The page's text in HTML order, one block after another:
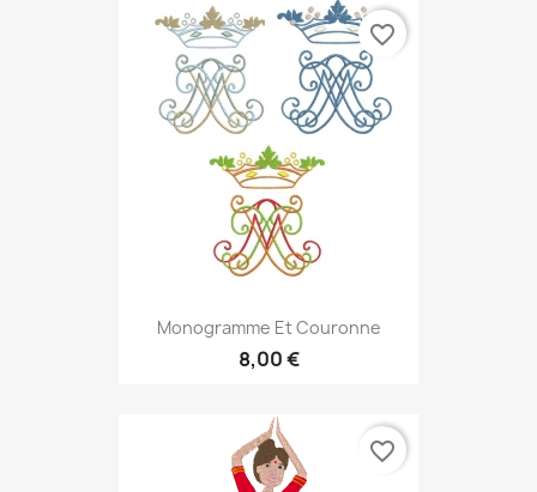
Monogramme Et Couronne
8,00 €
favorite_border
favorite_border